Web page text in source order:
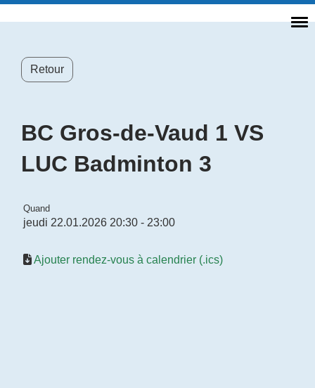
Retour
BC Gros-de-Vaud 1 VS
LUC Badminton 3
Quand
jeudi 22.01.2026 20:30 - 23:00
Ajouter rendez-vous à calendrier (.ics)